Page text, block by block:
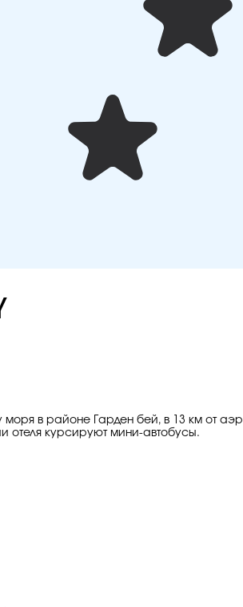
моря в районе Гарден бей, в 13 км от
отеля курсируют мини-автобусы.